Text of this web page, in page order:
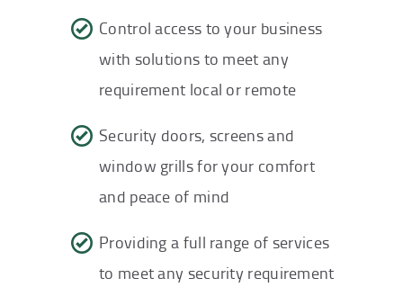
Control access to your business
with solutions to meet any
requirement local or remote
Security doors, screens and
window grills for your comfort
and peace of mind
Providing a full range of services
to meet any security requirement